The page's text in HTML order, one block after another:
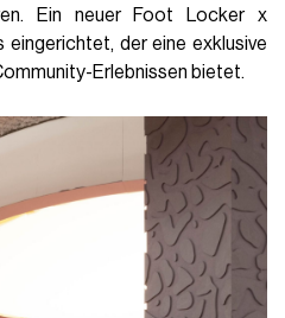
Ein neuer Foot Locker x
der eine exklusive
Erlebnissen bietet.